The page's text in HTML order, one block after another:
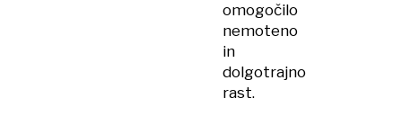
omogočilo
nemoteno
in
dolgotrajno
rast.